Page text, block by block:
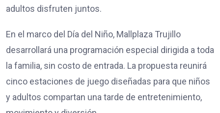
adultos disfruten juntos.
En el marco del Día del Niño, Mallplaza Trujillo
desarrollará una programación especial dirigida a toda
la familia, sin costo de entrada. La propuesta reunirá
cinco estaciones de juego diseñadas para que niños
y adultos compartan una tarde de entretenimiento,